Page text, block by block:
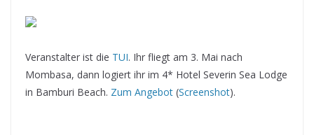
Veranstalter ist die TUI. Ihr fliegt am 3. Mai nach
Mombasa, dann logiert ihr im 4* Hotel Severin Sea Lodge
in Bamburi Beach. Zum Angebot (Screenshot).